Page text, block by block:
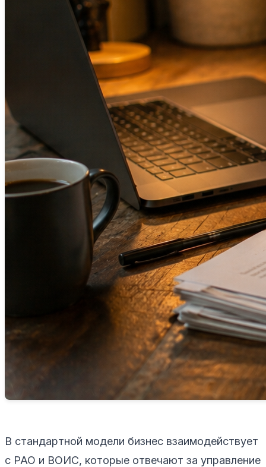
В стандартной модели бизнес взаимодействует
с РАО и ВОИС, которые отвечают за управление